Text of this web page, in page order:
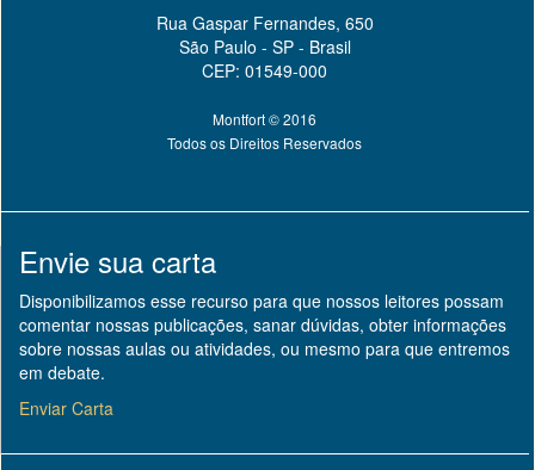
Rua Gaspar Fernandes, 650
São Paulo - SP - Brasil
CEP: 01549-000
Montfort © 2016
Todos os Direitos Reservados
Envie sua carta
Disponibilizamos esse recurso para que nossos leitores possam
comentar nossas publicações, sanar dúvidas, obter informações
sobre nossas aulas ou atividades, ou mesmo para que entremos
em debate.
Enviar Carta